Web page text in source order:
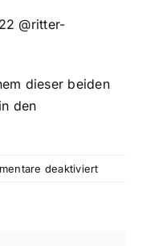
@ritter-
dieser beiden
den
deaktiviertfür